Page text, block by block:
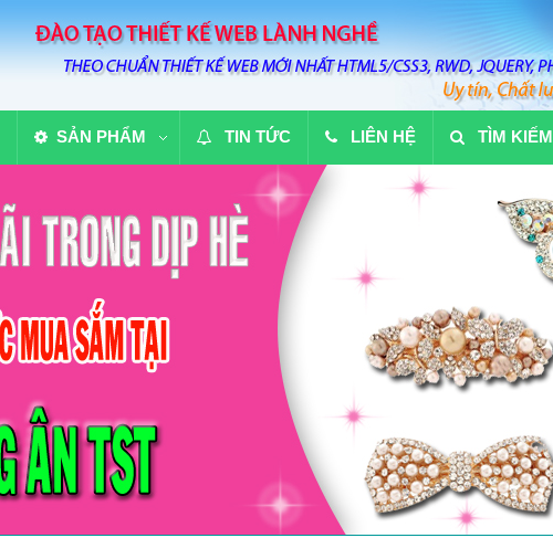
SẢN PHẨM TIN TỨC LIÊN HỆ TÌM KIẾM
gia đá cánh xuất sắc nhất mọi thời đại